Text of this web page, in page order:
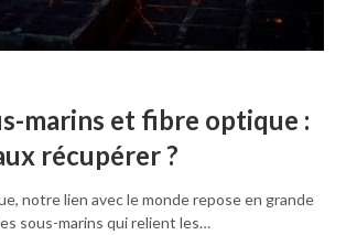
marins et fibre optique :
récupérer ?
notre lien avec le monde repose en grande
sous-marins qui relient les…